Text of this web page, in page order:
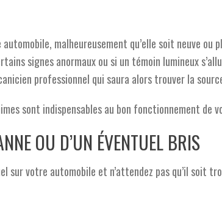
malheureusement qu’elle soit neuve ou
signes anormaux ou si un témoin lumineux
professionnel qui saura alors trouver la
sont indispensables au bon fonctionnement de
OU D’UN ÉVENTUEL BRIS
sur votre automobile et n’attendez pas qu’il soit